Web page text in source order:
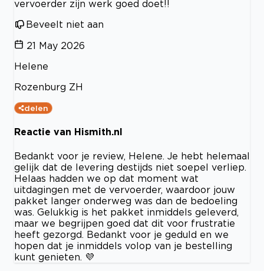
vervoerder zijn werk goed doet!!
Beveelt niet aan
21 May 2026
Helene
Rozenburg ZH
delen
Reactie van Hismith.nl
Bedankt voor je review, Helene. Je hebt helemaal
gelijk dat de levering destijds niet soepel verliep.
Helaas hadden we op dat moment wat
uitdagingen met de vervoerder, waardoor jouw
pakket langer onderweg was dan de bedoeling
was. Gelukkig is het pakket inmiddels geleverd,
maar we begrijpen goed dat dit voor frustratie
heeft gezorgd. Bedankt voor je geduld en we
hopen dat je inmiddels volop van je bestelling
kunt genieten. 💜